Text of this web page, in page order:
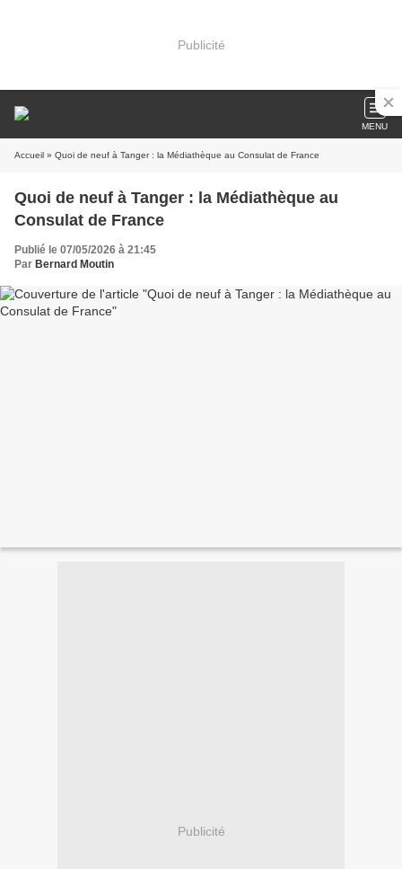
Publicité
MENU
Accueil » Quoi de neuf à Tanger : la Médiathèque au Consulat de France
Quoi de neuf à Tanger : la Médiathèque au
Consulat de France
Publié le 07/05/2026 à 21:45
Par Bernard Moutin
Publicité